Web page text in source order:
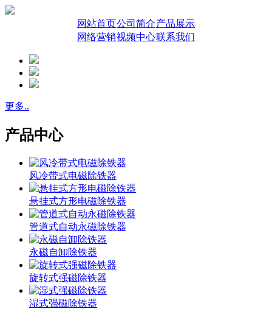
网站首页公司简介产品展示
网络营销视频中心联系我们
更多..
产品中心
风冷带式电磁除铁器
悬挂式方形电磁除铁器
管道式自动永磁除铁器
永磁自卸除铁器
旋转式强磁除铁器
湿式强磁除铁器